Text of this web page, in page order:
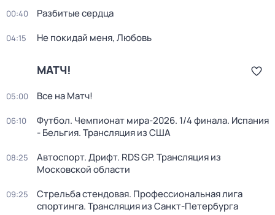
00:40 Разбитые сердца
04:15 Не покидай меня, Любовь
МАТЧ!
05:00 Все на Матч!
06:10
Футбол. Чемпионат мира-2026. 1/4 финала. Испания
- Бельгия. Трансляция из США
08:25
Автоспорт. Дрифт. RDS GP. Трансляция из
Московской области
09:25
Стрельба стендовая. Профессиональная лига
спортинга. Трансляция из Санкт-Петербурга